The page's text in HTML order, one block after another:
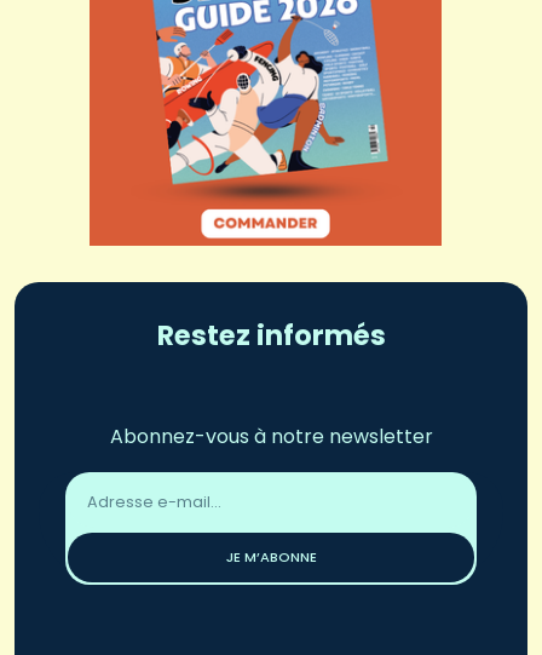
Restez informés
Abonnez-vous à notre newsletter
Adresse
email
JE M’ABONNE